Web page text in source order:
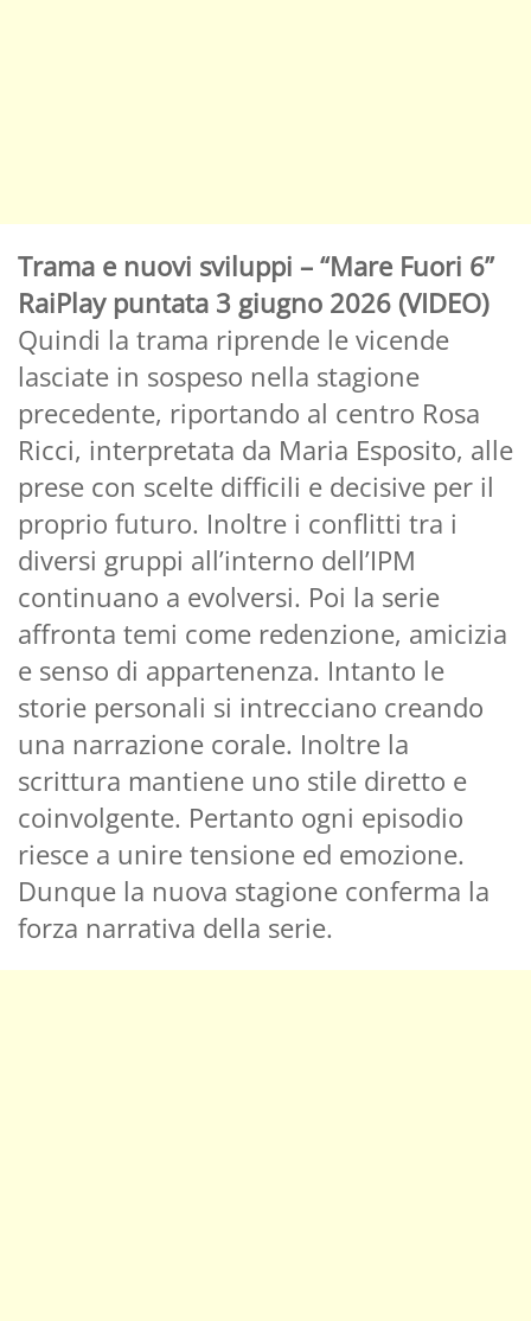
Trama e nuovi sviluppi – “Mare Fuori 6”
RaiPlay puntata 3 giugno 2026 (VIDEO)
Quindi la trama riprende le vicende
lasciate in sospeso nella stagione
precedente, riportando al centro Rosa
Ricci, interpretata da Maria Esposito, alle
prese con scelte difficili e decisive per il
proprio futuro. Inoltre i conflitti tra i
diversi gruppi all’interno dell’IPM
continuano a evolversi. Poi la serie
affronta temi come redenzione, amicizia
e senso di appartenenza. Intanto le
storie personali si intrecciano creando
una narrazione corale. Inoltre la
scrittura mantiene uno stile diretto e
coinvolgente. Pertanto ogni episodio
riesce a unire tensione ed emozione.
Dunque la nuova stagione conferma la
forza narrativa della serie.